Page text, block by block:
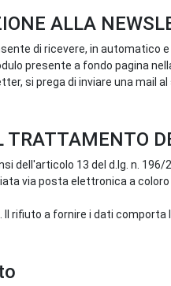
ALLA
di ricevere, in
presente a fondo pagina
si prega di inviare una mail
TRATTAMENTO
dell'articolo 13 del d.lg. n.
via posta elettronica a
Il rifiuto a fornire i dati